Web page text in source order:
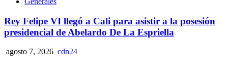
Rey Felipe VI llegó a Cali para asistir a la posesión
presidencial de Abelardo De La Espriella
agosto 7, 2026 cdn24